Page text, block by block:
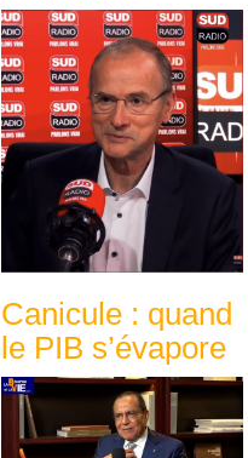
Canicule : quand
le PIB s’évapore